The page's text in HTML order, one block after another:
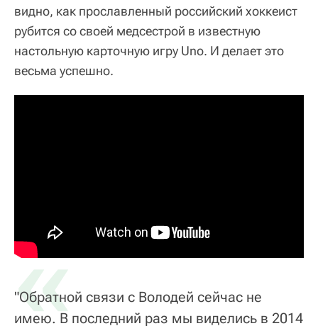
видно, как прославленный российский хоккеист
рубится со своей медсестрой в известную
настольную карточную игру Uno. И делает это
весьма успешно.
«
"Обратной связи с Володей сейчас не
имею. В последний раз мы виделись в 2014